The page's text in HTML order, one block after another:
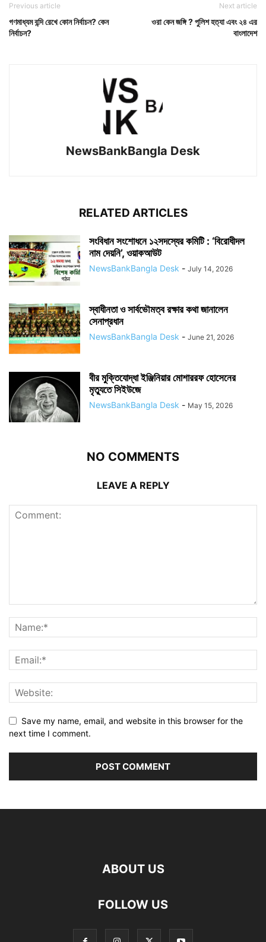
Previous article
গণমাধ্যম বন্দি রেখে কোন নির্বাচন? কেন
নির্বাচন?
Next article
ওরা কেন জঙ্গি ? পুলিশ হত্যা এবং ২৪ এর
বাংলাদেশ
NewsBankBangla Desk
RELATED ARTICLES
সংবিধান সংশোধনে ১২সদস্যের কমিটি : ‘বিরোধীদল
নাম দেয়নি’, ওয়াকআউট
NewsBankBangla Desk - July 14, 2026
স্বাধীনতা ও সার্বভৌমত্ব রক্ষার কথা জানালেন
সেনাপ্রধান
NewsBankBangla Desk - June 21, 2026
বীর মুক্তিযোদ্ধা ইঞ্জিনিয়ার মোশাররফ হোসেনের
মৃত্যুতে সিইউজে
NewsBankBangla Desk - May 15, 2026
NO COMMENTS
LEAVE A REPLY
Save my name, email, and website in this browser for the
next time I comment.
ABOUT US
FOLLOW US